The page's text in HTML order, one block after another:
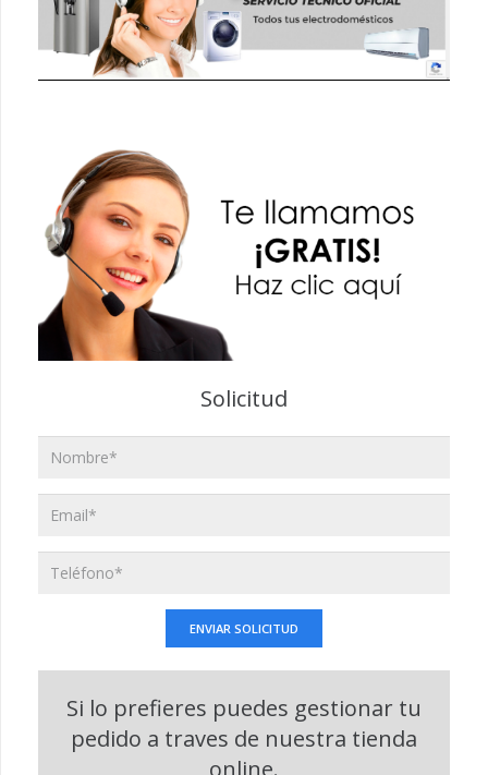
Solicitud
Si lo prefieres puedes gestionar tu
pedido a traves de nuestra tienda